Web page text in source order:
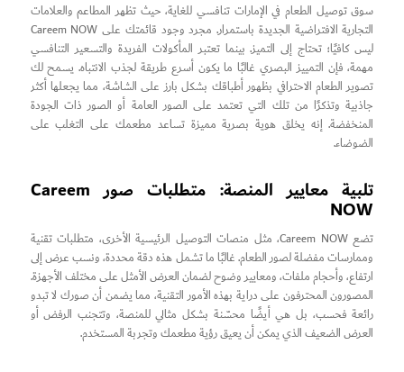
سوق توصيل الطعام في الإمارات تنافسي للغاية، حيث تظهر المطاعم والعلامات
التجارية الافتراضية الجديدة باستمرار. مجرد وجود قائمتك على Careem NOW
ليس كافيًا؛ تحتاج إلى التميز. بينما تعتبر المأكولات الفريدة والتسعير التنافسي
مهمة، فإن التمييز البصري غالبًا ما يكون أسرع طريقة لجذب الانتباه. يسمح لك
تصوير الطعام الاحترافي بظهور أطباقك بشكل بارز على الشاشة، مما يجعلها أكثر
جاذبية وتذكرًا من تلك التي تعتمد على الصور العامة أو الصور ذات الجودة
المنخفضة. إنه يخلق هوية بصرية مميزة تساعد مطعمك على التغلب على
الضوضاء.
تلبية معايير المنصة: متطلبات صور Careem
NOW
تضع Careem NOW، مثل منصات التوصيل الرئيسية الأخرى، متطلبات تقنية
وممارسات مفضلة لصور الطعام. غالبًا ما تشمل هذه دقة محددة، ونسب عرض إلى
ارتفاع، وأحجام ملفات، ومعايير وضوح لضمان العرض الأمثل على مختلف الأجهزة.
المصورون المحترفون على دراية بهذه الأمور التقنية، مما يضمن أن صورك لا تبدو
رائعة فحسب، بل هي أيضًا محسّنة بشكل مثالي للمنصة، وتتجنب الرفض أو
العرض الضعيف الذي يمكن أن يعيق رؤية مطعمك وتجربة المستخدم.